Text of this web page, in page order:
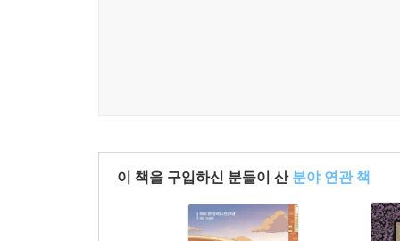
이 책을 구입하신 분들이 산 분야 연관 책